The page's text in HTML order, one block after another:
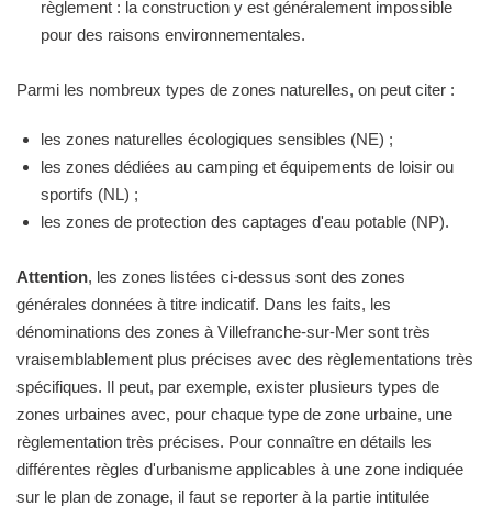
règlement : la construction y est généralement impossible
pour des raisons environnementales.
Parmi les nombreux types de zones naturelles, on peut citer :
les zones naturelles écologiques sensibles (NE) ;
les zones dédiées au camping et équipements de loisir ou
sportifs (NL) ;
les zones de protection des captages d'eau potable (NP).
Attention, les zones listées ci-dessus sont des zones
générales données à titre indicatif. Dans les faits, les
dénominations des zones à Villefranche-sur-Mer sont très
vraisemblablement plus précises avec des règlementations très
spécifiques. Il peut, par exemple, exister plusieurs types de
zones urbaines avec, pour chaque type de zone urbaine, une
règlementation très précises. Pour connaître en détails les
différentes règles d'urbanisme applicables à une zone indiquée
sur le plan de zonage, il faut se reporter à la partie intitulée